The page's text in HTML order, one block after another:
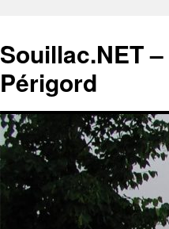
Souillac.NET
Périgord